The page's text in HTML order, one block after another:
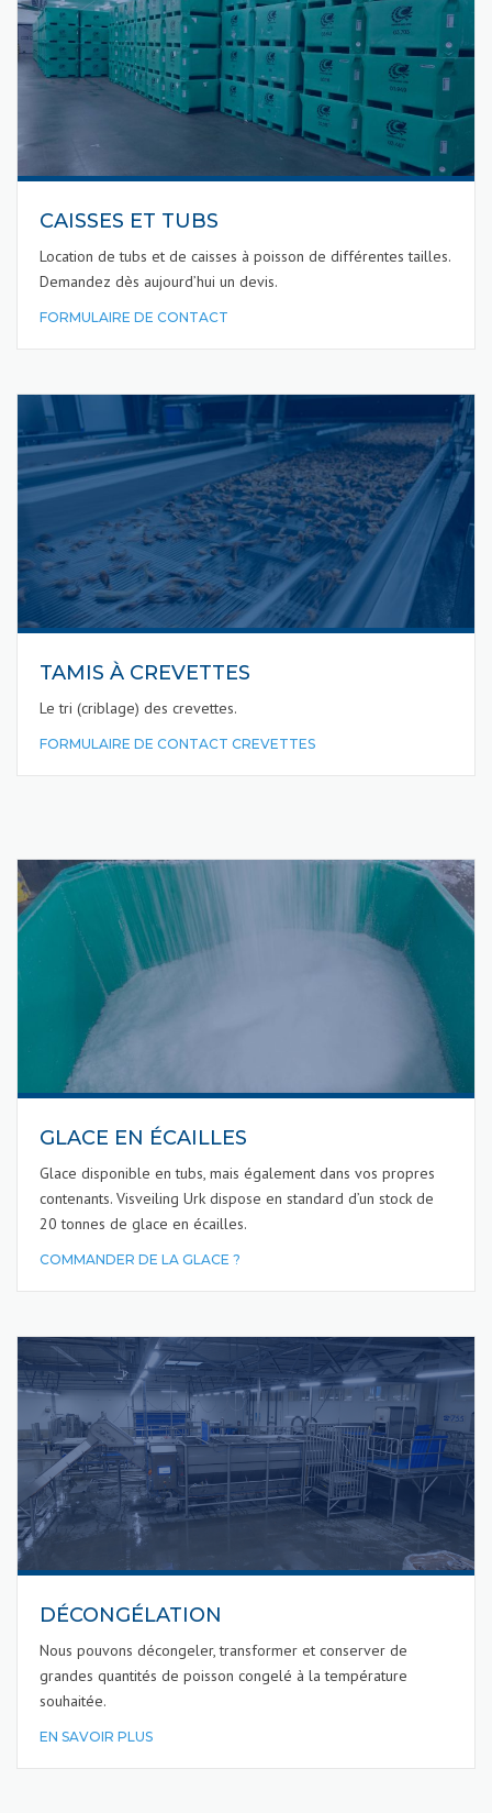
CAISSES ET TUBS
Location de tubs et de caisses à poisson de différentes tailles.
Demandez dès aujourd’hui un devis.
FORMULAIRE DE CONTACT
TAMIS À CREVETTES
Le tri (criblage) des crevettes.
FORMULAIRE DE CONTACT CREVETTES
GLACE EN ÉCAILLES
Glace disponible en tubs, mais également dans vos propres
contenants. Visveiling Urk dispose en standard d’un stock de
20 tonnes de glace en écailles.
COMMANDER DE LA GLACE ?
DÉCONGÉLATION
Nous pouvons décongeler, transformer et conserver de
grandes quantités de poisson congelé à la température
souhaitée.
EN SAVOIR PLUS